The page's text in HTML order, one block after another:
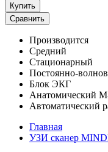
Купить
Сравнить
Производится
Средний
Стационарный
Постоянно-
Блок ЭКГ
Анатомический
Автоматический
Главная
УЗИ сканер